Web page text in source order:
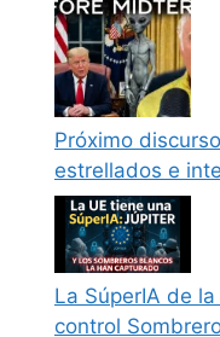
Próximo
estrellados e
La SúperIA de
control